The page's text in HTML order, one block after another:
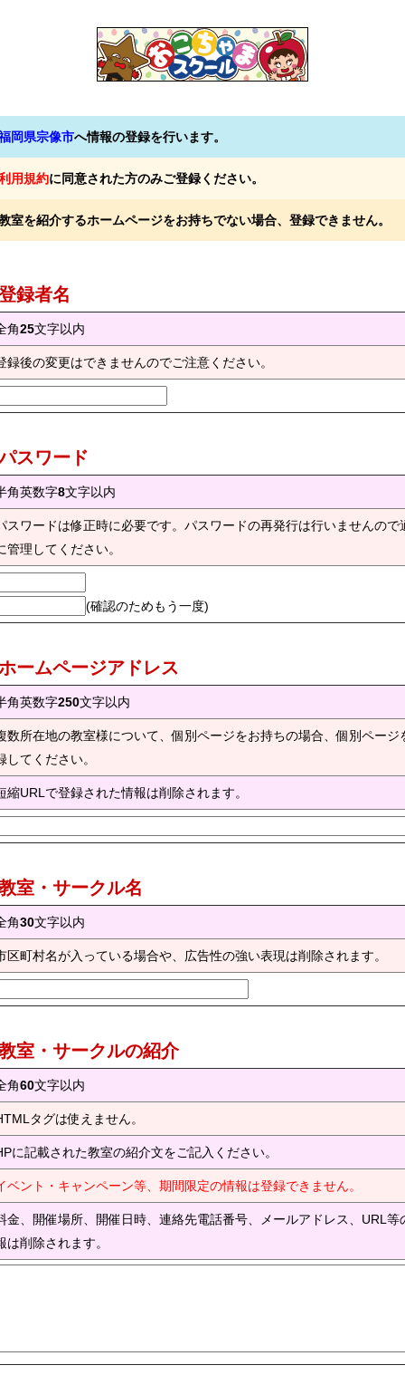
岡県宗像市へ情報の登録を行います。
用規約に同意された方のみご登録ください。
室を紹介するホームページをお持ちでない場合、登録できません。
録者名
角25文字以内
録後の変更はできませんのでご注意ください。
スワード
角英数字8文字以内
スワードは修正時に必要です。パスワードの再発行は行いませんので
管理してください。
(確認のためもう一度)
ームページアドレス
角英数字250文字以内
数所在地の教室様について、個別ページをお持ちの場合、個別ページ
してください。
縮URLで登録された情報は削除されます。
室・サークル名
角30文字以内
区町村名が入っている場合や、広告性の強い表現は削除されます。
室・サークルの紹介
角60文字以内
タグは使えません。
に記載された教室の紹介文をご記入ください。
ベント・キャンペーン等、期間限定の情報は登録できません。
金、開催場所、開催日時、連絡先電話番号、メールアドレス、URL等
は削除されます。